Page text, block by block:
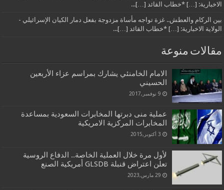
الاخبارية: […] *خطاب القائد […]...
بين الركام والعطش.. غزة تواجه مأساة مزدوجة بفعل دمار الكيان الإسرائيلي -
الولاية الاخبارية: […] *خطاب القائد […]...
مقالات منوعة
الامام الخامنئي يشارك بمراسم عزاء الأربعين
الحسيني
9 نوفمبر,2017
عملية منى دبرتها المخابرات السعودية بمساعدة
المخابرات المركزية الامريكية
3 أكتوبر,2015
لأول مرة خلال العملية الخاصة.. الدفاع الروسية
تعلن اعتراض قنبلة GLSDB أمريكية الصنع
29 مارس,2023